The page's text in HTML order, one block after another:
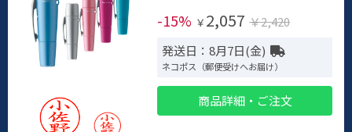
-15% ￥ 2,057 ￥2,420
発送日：8月7日(金)
ネコポス（郵便受けへお届け）
商品詳細・ご注文